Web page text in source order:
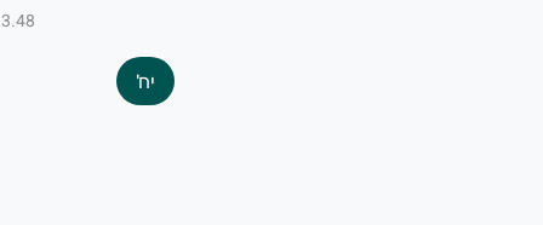
₪3.48 ל-
יח'